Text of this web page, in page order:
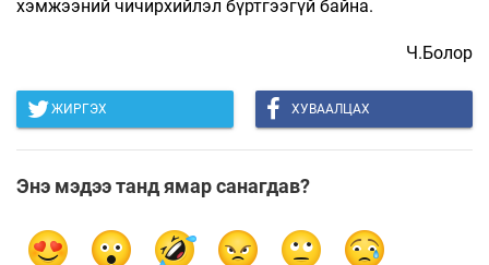
хэмжээний чичирхийлэл бүртгээгүй байна.
Ч.Болор
ЖИРГЭХ ХУВААЛЦАХ
Энэ мэдээ танд ямар санагдав?